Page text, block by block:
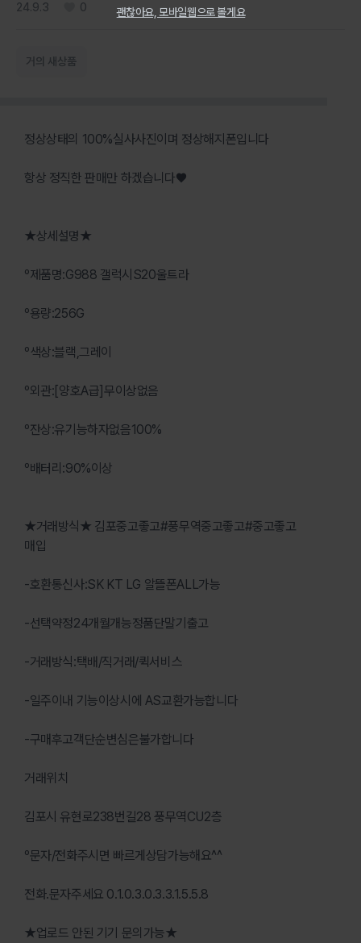
24.9.3 0
거의 새상품
정상상태의 100%실사사진이며 정상해지폰입니다
항상 정직한 판매만 하겠습니다♥
★상세설명★
º제품명:G988 갤럭시S20울트라
º용량:256G
º색상:블랙,그레이
º외관:[양호A급]무이상없음
º잔상:유기능하자없음100%
º배터리:90%이상
★거래방식★ 김포중고좋고#풍무역중고좋고#중고좋고
매입
-호환통신사:SK KT LG 알뜰폰ALL가능
-선택약정24개월개능정품단말기출고
-거래방식:택배/직거래/퀵서비스
-일주이내 기능이상시에 AS교환가능합니다
-구매후고객단순변심은불가합니다
거래위치
김포시 유현로238번길28 풍무역CU2층
º문자/전화주시면 빠르게상담가능해요^^
전화.문자주세요 0.1.0.3.0.3.3.1.5.5.8
★업로드 안된 기기 문의가능★
괜찮아요, 모바일웹으로 볼게요